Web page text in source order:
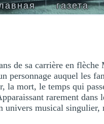
газета
de sa carrière en
personnage auquel les
la mort, le temps qui
rarement
univers musical singulier,